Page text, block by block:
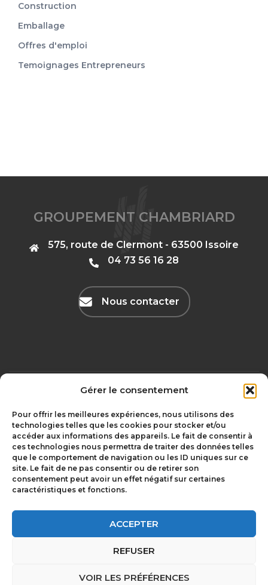
Gérer le consentement
Pour offrir les meilleures expériences, nous utilisons des
technologies telles que les cookies pour stocker et/ou
accéder aux informations des appareils. Le fait de consentir à
ces technologies nous permettra de traiter des données telles
que le comportement de navigation ou les ID uniques sur ce
site. Le fait de ne pas consentir ou de retirer son
consentement peut avoir un effet négatif sur certaines
caractéristiques et fonctions.
ACCEPTER
REFUSER
VOIR LES PRÉFÉRENCES
Construction
Emballage
Offres d'emploi
Temoignages Entrepreneurs
GROUPEMENT CHAMBRIARD
575, route de Clermont - 63500 Issoire
‭04 73 56 16 28‬
Nous contacter
olivgraphic.com
Chambriard –
depuis 1850 à
Le Groupement
Chambriard
Les Entrepreneurs
Rejoindre le
Vous êtes
entrepreneur ?
Chambriard à